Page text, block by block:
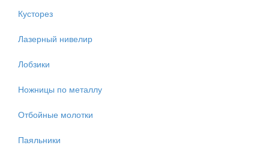
Кусторез
Лазерный нивелир
Лобзики
Ножницы по металлу
Отбойные молотки
Паяльники